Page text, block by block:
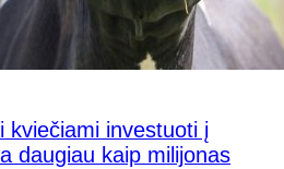
kviečiami investuoti į
daugiau kaip milijonas